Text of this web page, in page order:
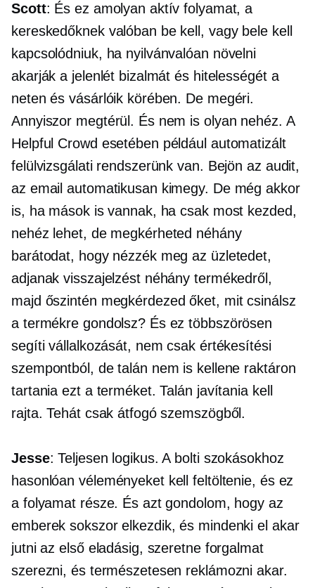
Scott: És ez amolyan aktív folyamat, a
kereskedőknek valóban be kell, vagy bele kell
kapcsolódniuk, ha nyilvánvalóan növelni
akarják a jelenlét bizalmát és hitelességét a
neten és vásárlóik körében. De megéri.
Annyiszor megtérül. És nem is olyan nehéz. A
Helpful Crowd esetében például automatizált
felülvizsgálati rendszerünk van. Bejön az audit,
az email automatikusan kimegy. De még akkor
is, ha mások is vannak, ha csak most kezded,
nehéz lehet, de megkérheted néhány
barátodat, hogy nézzék meg az üzletedet,
adjanak visszajelzést néhány termékedről,
majd őszintén megkérdezed őket, mit csinálsz
a termékre gondolsz? És ez többszörösen
segíti vállalkozását, nem csak értékesítési
szempontból, de talán nem is kellene raktáron
tartania ezt a terméket. Talán javítania kell
rajta. Tehát csak átfogó szemszögből.
Jesse: Teljesen logikus. A bolti szokásokhoz
hasonlóan véleményeket kell feltöltenie, és ez
a folyamat része. És azt gondolom, hogy az
emberek sokszor elkezdik, és mindenki el akar
jutni az első eladásig, szeretne forgalmat
szerezni, és természetesen reklámozni akar.